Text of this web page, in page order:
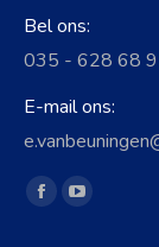
Bel ons:
035 - 628 68
E-mail ons:
Vind ons op:
Facebook
YouTube